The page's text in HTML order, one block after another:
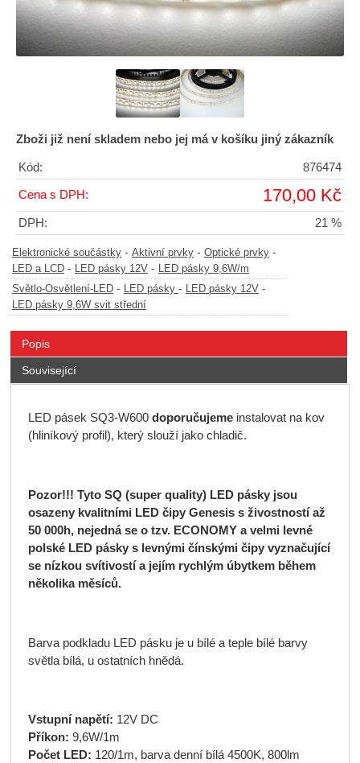
Zboži již není skladem nebo jej má v košíku jiný zákazník
Kód: 876474
Cena s DPH: 170,00 Kč
DPH: 21 %
Elektronické součástky - Aktivní prvky - Optické prvky -
LED a LCD - LED pásky 12V - LED pásky 9,6W/m
Světlo-Osvětlení-LED - LED pásky - LED pásky 12V -
LED pásky 9,6W svit střední
Popis
Související
LED pásek SQ3-W600 doporučujemeinstalovat na kov
(hliníkový profil), který slouží jako chladič.
Pozor!!! Tyto SQ (super quality) LED pásky jsou
osazeny kvalitními LED čipy Genesis s živostností až
50 000h, nejedná se o tzv. ECONOMY a velmi levné
polské LED pásky s levnými čínskými čipy vyznačující
se nízkou svítivostí a jejím rychlým úbytkem během
několika měsíců.
Barva podkladu LED pásku je u bílé a teple bílé barvy
světla bílá, u ostatních hnědá.
Vstupní napětí: 12V DC
Příkon: 9,6W/1m
Počet LED: 120/1m, barva denní bílá 4500K, 800lm